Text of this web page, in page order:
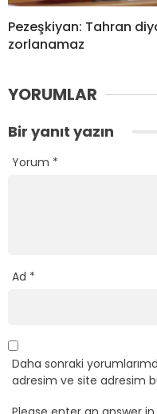
Pezeşkiyan: Tahran
zorlanamaz
YORUMLAR
Bir yanıt yazın
Yorum *
Ad *
Daha sonraki
adresim ve site adresim